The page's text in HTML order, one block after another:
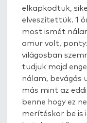
elkapkodtuk,
elveszítettük. 1
most ismét
amur volt,
világosban
tudjuk majd
nálam, bevágás
más mint az
benne hogy ez
merítéskor be is